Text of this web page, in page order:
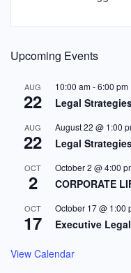
Upcoming Events
AUG
22
10:00 am-6:00 pm
Legal
AUG
22
August 22 @ 1:00
Legal
OCT
2
October 2 @ 4:00
CORPORATE
OCT
17
October 17 @ 1:00
Executive
View Calendar